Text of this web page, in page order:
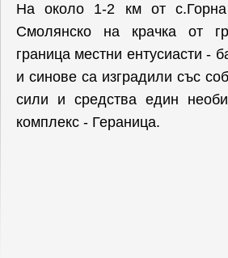
На около 1-2 км от
Смолянско на крачка от
граница местни ентусиасти -
и синове са изградили със
сили и средства един
комплекс - Гераница.